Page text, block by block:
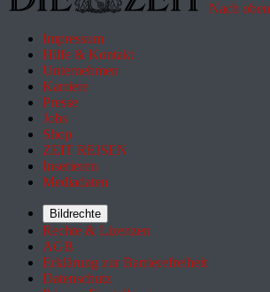
Nach oben
Impressum
Hilfe & Kontakt
Unternehmen
Karriere
Presse
Jobs
Shop
ZEIT REISEN
Inserieren
Mediadaten
Bildrechte
Rechte & Lizenzen
AGB
Erklärung zur Barrierefreiheit
Datenschutz